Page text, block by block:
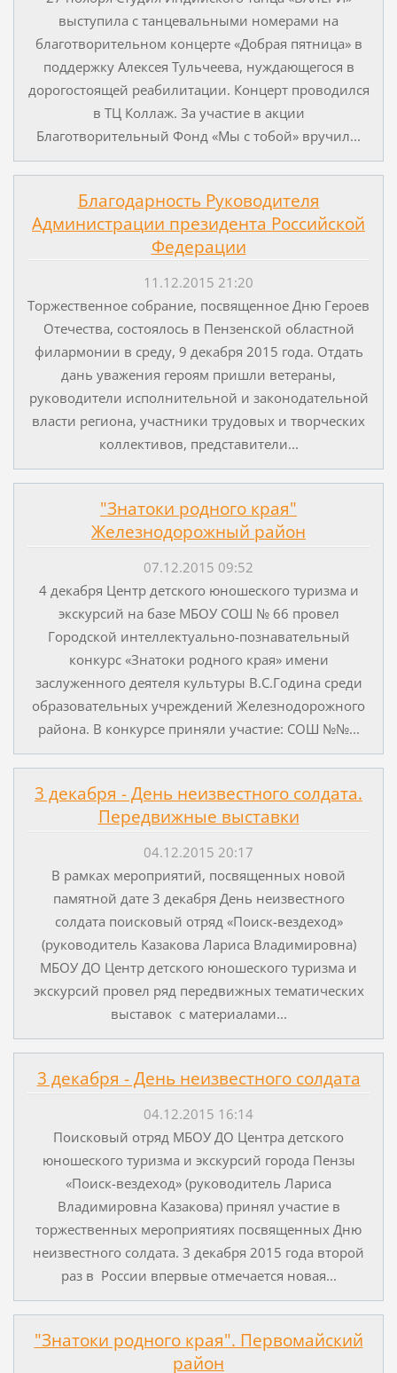
выступила с танцевальными номерами на
благотворительном концерте «Добрая пятница» в
поддержку Алексея Тульчеева, нуждающегося в
дорогостоящей реабилитации. Концерт проводился
в ТЦ Коллаж. За участие в акции
Благотворительный Фонд «Мы с тобой» вручил...
Благодарность Руководителя
Администрации президента Российской
Федерации
11.12.2015 21:20
Торжественное собрание, посвященное Дню Героев
Отечества, состоялось в Пензенской областной
филармонии в среду, 9 декабря 2015 года. Отдать
дань уважения героям пришли ветераны,
руководители исполнительной и законодательной
власти региона, участники трудовых и творческих
коллективов, представители...
"Знатоки родного края"
Железнодорожный район
07.12.2015 09:52
4 декабря Центр детского юношеского туризма и
экскурсий на базе МБОУ СОШ № 66 провел
Городской интеллектуально-познавательный
конкурс «Знатоки родного края» имени
заслуженного деятеля культуры В.С.Година среди
образовательных учреждений Железнодорожного
района. В конкурсе приняли участие: СОШ №№...
3 декабря - День неизвестного солдата.
Передвижные выставки
04.12.2015 20:17
В рамках мероприятий, посвященных новой
памятной дате 3 декабря День неизвестного
солдата поисковый отряд «Поиск-вездеход»
(руководитель Казакова Лариса Владимировна)
МБОУ ДО Центр детского юношеского туризма и
экскурсий провел ряд передвижных тематических
выставок с материалами...
3 декабря - День неизвестного солдата
04.12.2015 16:14
Поисковый отряд МБОУ ДО Центра детского
юношеского туризма и экскурсий города Пензы
«Поиск-вездеход» (руководитель Лариса
Владимировна Казакова) принял участие в
торжественных мероприятиях посвященных Дню
неизвестного солдата. 3 декабря 2015 года второй
раз в России впервые отмечается новая...
"Знатоки родного края". Первомайский
район